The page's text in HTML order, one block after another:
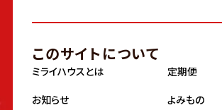
このサイトについて
ミライハウスとは
定期便
お知らせ
よみもの